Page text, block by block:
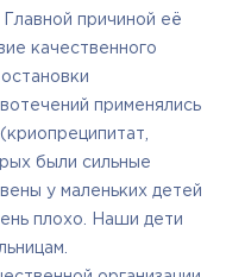
физических или
иных обстоятельств
свои права и
больных,
содействие
им льгот и
и
причиной её
качественного
применялись
были сильные
у маленьких детей
плохо. Наши дети